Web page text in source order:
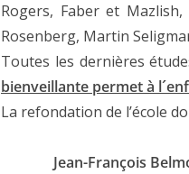
Rogers, Faber et
Rosenberg, Martin
Toutes les dernières
bienveillante permet à
La refondation de l’école
Jean-François